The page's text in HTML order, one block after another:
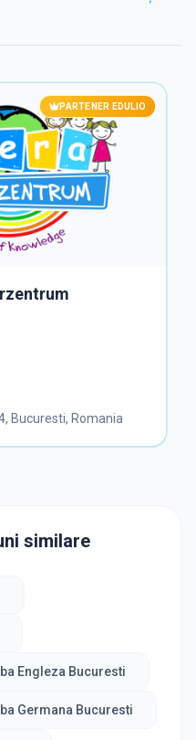
PARTENER EDULIO
Bucuresti, Romania
similare
Engleza Bucuresti
Germana Bucuresti